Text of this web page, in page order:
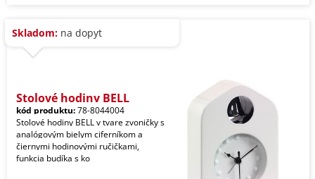
Skladom: na dopyt
Stolové hodiny BELL
kód produktu:78-8044004
Stolové hodiny BELL v tvare zvoničky s
analógovým bielym ciferníkom a
čiernymi hodinovými ručičkami,
funkcia budíka s ko